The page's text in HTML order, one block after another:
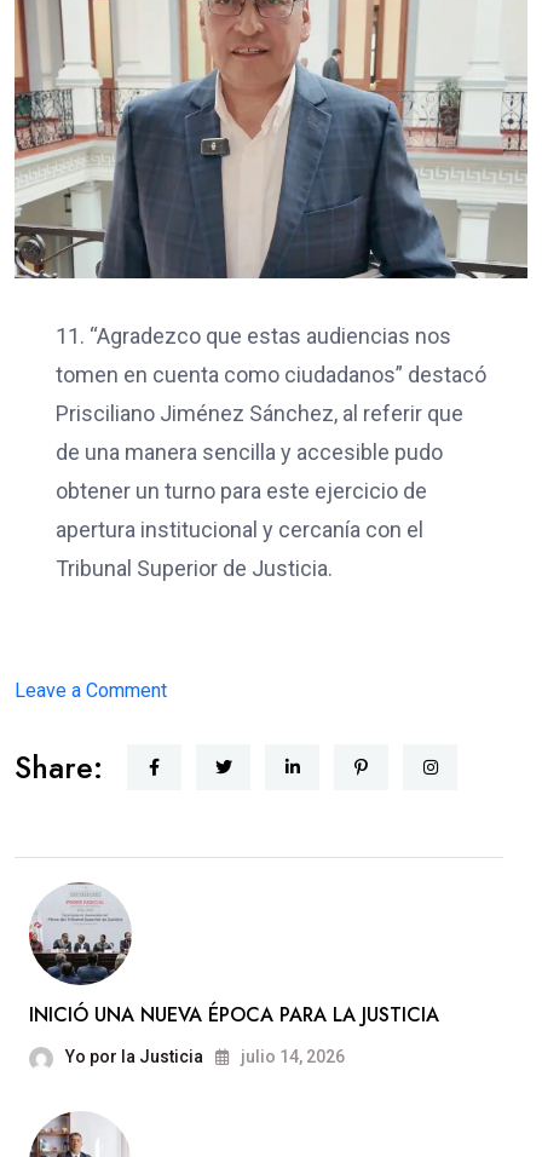
11. “Agradezco que estas audiencias nos
tomen en cuenta como ciudadanos” destacó
Prisciliano Jiménez Sánchez, al referir que
de una manera sencilla y accesible pudo
obtener un turno para este ejercicio de
apertura institucional y cercanía con el
Tribunal Superior de Justicia.
Leave a Commenton
CERCANA
Share:
INICIÓ UNA NUEVA ÉPOCA PARA LA JUSTICIA
Yo por la Justicia julio 14, 2026